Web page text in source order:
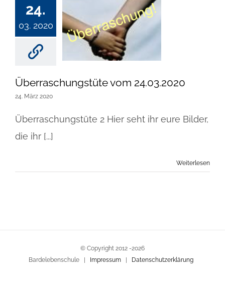
24.
03. 2020
Überraschungstüte
vom 24.03.2020
Überraschungstüte vom 24.03.2020
24. März 2020
Überraschungstüte 2 Hier seht ihr eure Bilder,
die ihr [...]
Weiterlesen
© Copyright 2012 -2026
Bardelebenschule | Impressum | Datenschutzerklärung